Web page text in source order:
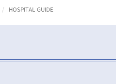
HOSPITAL GUIDE